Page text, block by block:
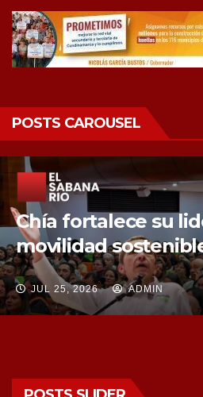
POSTS CAROUSEL
Chía fortalece la
fuentes hídricas
tres nuevos predios
JUL 25, 2026 ADMIN